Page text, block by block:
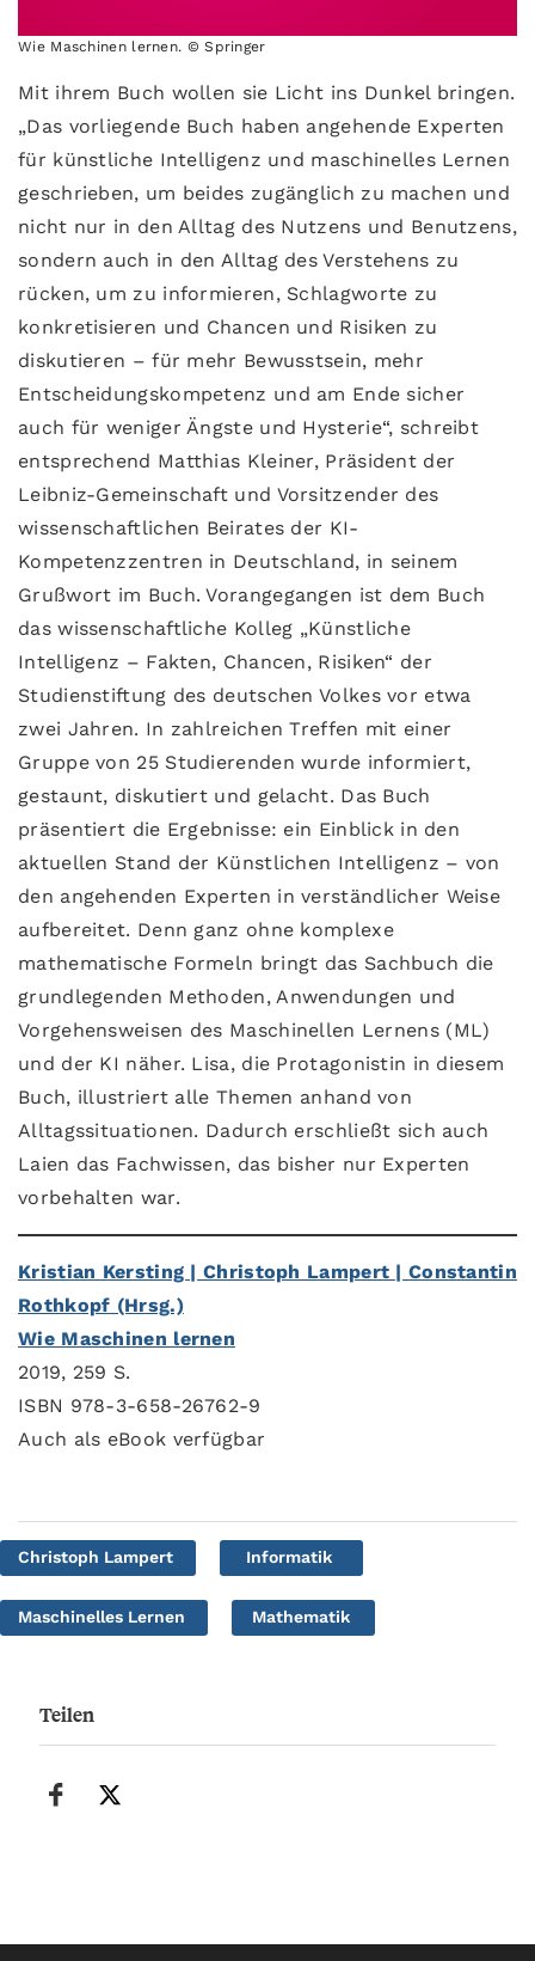
Wie Maschinen lernen. © Springer
Mit ihrem Buch wollen sie Licht ins Dunkel bringen.
„Das vorliegende Buch haben angehende Experten
für künstliche Intelligenz und maschinelles Lernen
geschrieben, um beides zugänglich zu machen und
nicht nur in den Alltag des Nutzens und Benutzens,
sondern auch in den Alltag des Verstehens zu
rücken, um zu informieren, Schlagworte zu
konkretisieren und Chancen und Risiken zu
diskutieren – für mehr Bewusstsein, mehr
Entscheidungskompetenz und am Ende sicher
auch für weniger Ängste und Hysterie“, schreibt
entsprechend Matthias Kleiner, Präsident der
Leibniz-Gemeinschaft und Vorsitzender des
wissenschaftlichen Beirates der KI-
Kompetenzzentren in Deutschland, in seinem
Grußwort im Buch. Vorangegangen ist dem Buch
das wissenschaftliche Kolleg „Künstliche
Intelligenz – Fakten, Chancen, Risiken“ der
Studienstiftung des deutschen Volkes vor etwa
zwei Jahren. In zahlreichen Treffen mit einer
Gruppe von 25 Studierenden wurde informiert,
gestaunt, diskutiert und gelacht. Das Buch
präsentiert die Ergebnisse: ein Einblick in den
aktuellen Stand der Künstlichen Intelligenz – von
den angehenden Experten in verständlicher Weise
aufbereitet. Denn ganz ohne komplexe
mathematische Formeln bringt das Sachbuch die
grundlegenden Methoden, Anwendungen und
Vorgehensweisen des Maschinellen Lernens (ML)
und der KI näher. Lisa, die Protagonistin in diesem
Buch, illustriert alle Themen anhand von
Alltagssituationen. Dadurch erschließt sich auch
Laien das Fachwissen, das bisher nur Experten
vorbehalten war.
Kristian Kersting | Christoph Lampert | Constantin
Rothkopf (Hrsg.)
Wie Maschinen lernen
2019, 259 S.
ISBN 978-3-658-26762-9
Auch als eBook verfügbar
Christoph Lampert Informatik
Maschinelles Lernen Mathematik
Teilen